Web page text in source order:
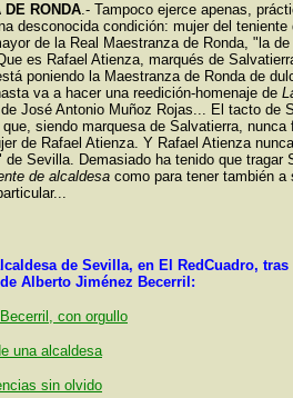
DE RONDA.- Tampoco ejerce apenas,
desconocida condición: mujer del teniente
de la Real Maestranza de Ronda, "la
es Rafael Atienza, marqués de
poniendo la Maestranza de Ronda de
va a hacer una reedición-homenaje de
de José Antonio Muñoz Rojas... El tacto de
que, siendo marquesa de Salvatierra, nunca
de Rafael Atienza. Y Rafael Atienza
de Sevilla. Demasiado ha tenido que tragar
de alcaldesa como para tener también a
de Sevilla, en El RedCuadro, tras
Alberto Jiménez Becerril:
con orgullo
una alcaldesa
sin olvido